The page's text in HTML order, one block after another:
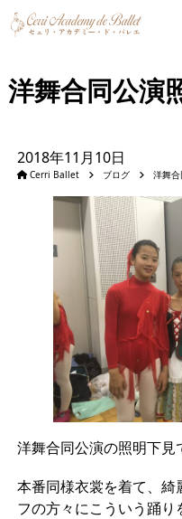
洋舞合同公演
2018年11月10日
Cerri Ballet ブログ 洋舞合
洋舞合同公演の照明下見
本番同様衣裳を着て、綺
フの方々にこういう踊り